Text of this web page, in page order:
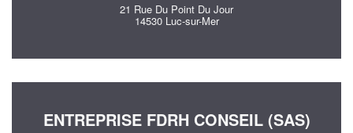
21 Rue Du Point Du Jour
14530 Luc-sur-Mer
ENTREPRISE FDRH CONSEIL (SAS)